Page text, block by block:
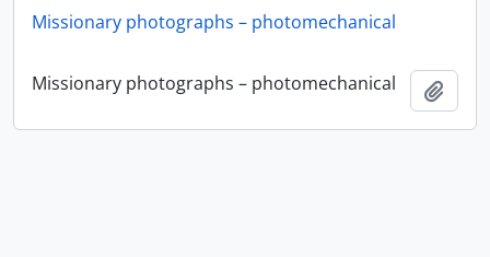
Missionary photographs – photomechanical
Missionary photographs – photomechanical